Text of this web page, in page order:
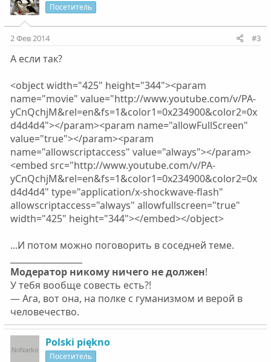
Посетитель
2 Фев 2014 #3
А если так?
<object width="425" height="344"><param
name="movie" value="http://www.youtube.com/v/PA-
yCnQchjM&rel=en&fs=1&color1=0x234900&color2=0x
d4d4d4"></param><param name="allowFullScreen"
value="true"></param><param
name="allowscriptaccess" value="always"></param>
<embed src="http://www.youtube.com/v/PA-
yCnQchjM&rel=en&fs=1&color1=0x234900&color2=0x
d4d4d4" type="application/x-shockwave-flash"
allowscriptaccess="always" allowfullscreen="true"
width="425" height="344"></embed></object>
...И потом можно поговорить в соседней теме.
Модератор никому ничего не должен!
У тебя вообще совесть есть?!
— Ага, вот она, на полке с гуманизмом и верой в
человечество.
Polski piękno
Посетитель